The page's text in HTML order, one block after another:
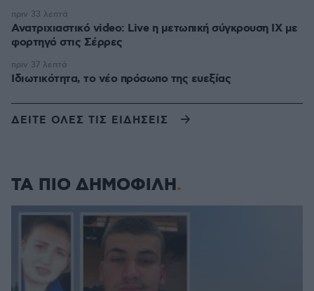
Ανατριχιαστικό video: Live η μετωπική σύγκρουση ΙΧ με
φορτηγό στις Σέρρες
πριν 33 λεπτά
Ιδιωτικότητα, το νέο πρόσωπο της ευεξίας
πριν 37 λεπτά
ΔΕΙΤΕ ΟΛΕΣ ΤΙΣ ΕΙΔΗΣΕΙΣ
ΤΑ ΠΙΟ ΔΗΜΟΦΙΛΗ